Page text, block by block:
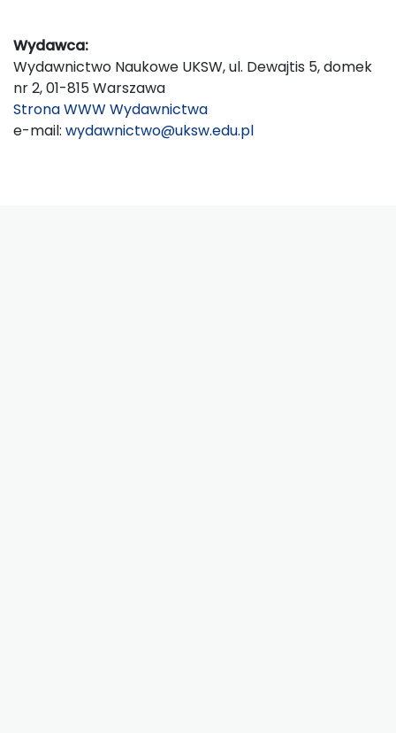
Wydawca:
Wydawnictwo Naukowe UKSW, ul. Dewajtis 5, domek
nr 2, 01-815 Warszawa
Strona WWW Wydawnictwa
e-mail: wydawnictwo@uksw.edu.pl